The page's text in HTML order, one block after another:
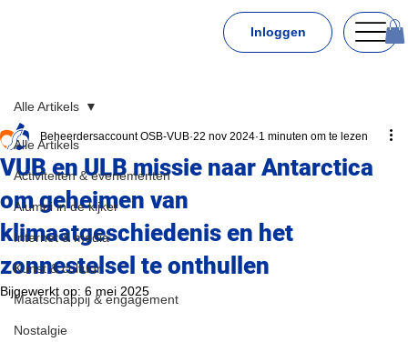
Inloggen
Alle Artikels
Activiteiten & evenementen
Alumni in de kijker
Internet & media
Kunst & cultuur
Maatschappij & engagement
Nostalgie
Alle Artikels
VUB en ULB missie naar Antarctica
om geheimen van
klimaatgeschiedenis en het
zonnestelsel te onthullen
Beheerdersaccount OSB-VUB 22 nov 2024 1 minuten om te lezen
Bijgewerkt op: 6 mei 2025